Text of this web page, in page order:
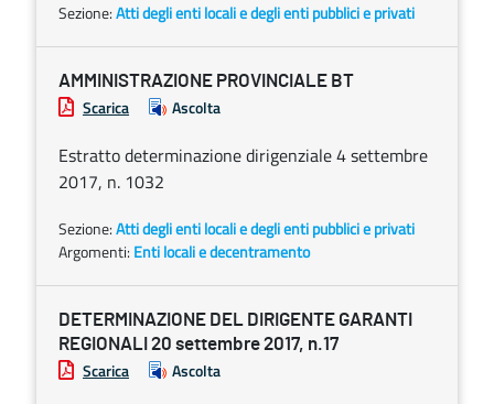
Sezione:Atti degli enti locali e degli enti pubblici e privati
AMMINISTRAZIONE PROVINCIALE BT
Scarica Ascolta
Estratto determinazione dirigenziale 4 settembre
2017, n. 1032
Sezione:Atti degli enti locali e degli enti pubblici e privati
Argomenti: Enti locali e decentramento
DETERMINAZIONE DEL DIRIGENTE GARANTI
REGIONALI 20 settembre 2017, n.17
Scarica Ascolta